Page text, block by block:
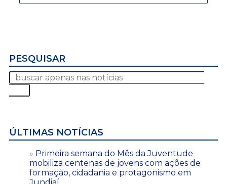
PESQUISAR
ÚLTIMAS NOTÍCIAS
Primeira semana do Mês da Juventude
mobiliza centenas de jovens com ações de
formação, cidadania e protagonismo em
Jundiaí